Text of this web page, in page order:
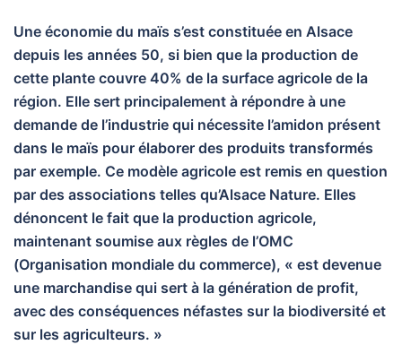
Une économie du maïs s’est constituée en Alsace
depuis les années 50, si bien que la production de
cette plante couvre 40% de la surface agricole de la
région. Elle sert principalement à répondre à une
demande de l’industrie qui nécessite l’amidon présent
dans le maïs pour élaborer des produits transformés
par exemple. Ce modèle agricole est remis en question
par des associations telles qu’Alsace Nature. Elles
dénoncent le fait que la production agricole,
maintenant soumise aux règles de l’OMC
(Organisation mondiale du commerce), « est devenue
une marchandise qui sert à la génération de profit,
avec des conséquences néfastes sur la biodiversité et
sur les agriculteurs. »